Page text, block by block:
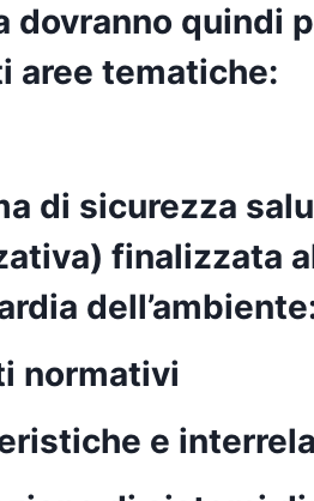
dovranno quindi
aree tematiche:
di sicurezza
finalizzata
normativi
e